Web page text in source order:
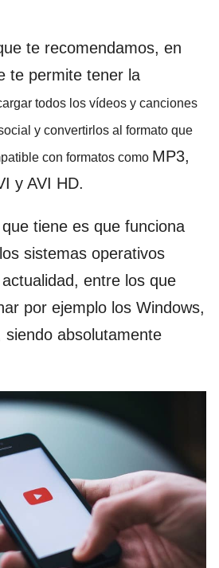
te recomendamos, en
te permite tener la
todos los vídeos y canciones
y convertirlos al formato que
con formatos como MP3,
y AVI HD.
tiene es que funciona
sistemas operativos
entre los que
por ejemplo los Windows,
absolutamente